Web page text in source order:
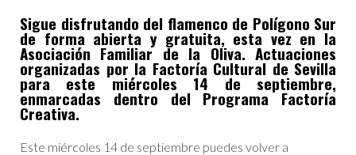
Sigue disfrutando del flamenco de Polígono Sur
de forma abierta y gratuita, esta vez en la
Asociación Familiar de la Oliva. Actuaciones
organizadas por la Factoría Cultural de Sevilla
para este miércoles 14 de septiembre,
enmarcadas dentro del Programa Factoría
Creativa.
Este miércoles 14 de septiembre puedes volver a